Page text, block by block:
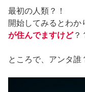
最初の人類？！
開始してみるとわか
が住んでますけど？
ところで、アンタ誰